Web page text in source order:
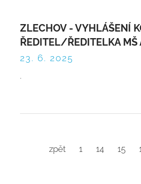
ZLECHOV - VYHLÁŠENÍ
ŘEDITEL/ŘEDITELKA MŠ
23. 6. 2025
.
zpět 1 14 15